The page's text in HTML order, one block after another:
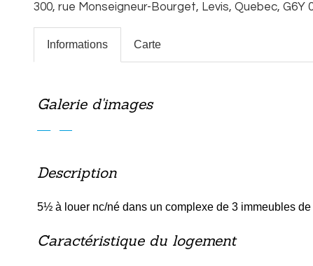
300, rue Monseigneur-Bourget, Levis, Quebec, G6Y
Informations
Galerie d'images
Précédent
Description
5½ à louer nc/né dans un complexe de 3 immeubles
Caractéristique du logement
Carte